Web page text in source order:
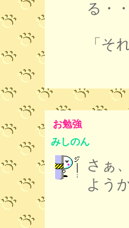
る・
「そ
お勉強
みしのん
さぁ
ようか